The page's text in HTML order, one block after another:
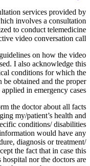
services provided by
involves a consultation
to conduct telemedicine
video conversation call.
on how the video
I also acknowledge this
conditions for which the
be obtained and the proper
in emergency cases.
the doctor about all facts
my/patient’s health and
conditions/ disabilities
would have any
diagnosis or treatment/
the fact that in case this
hospital nor the doctors are